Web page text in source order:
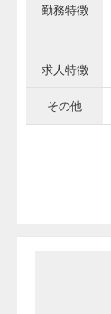
勤務特徴
求人特徴
その他